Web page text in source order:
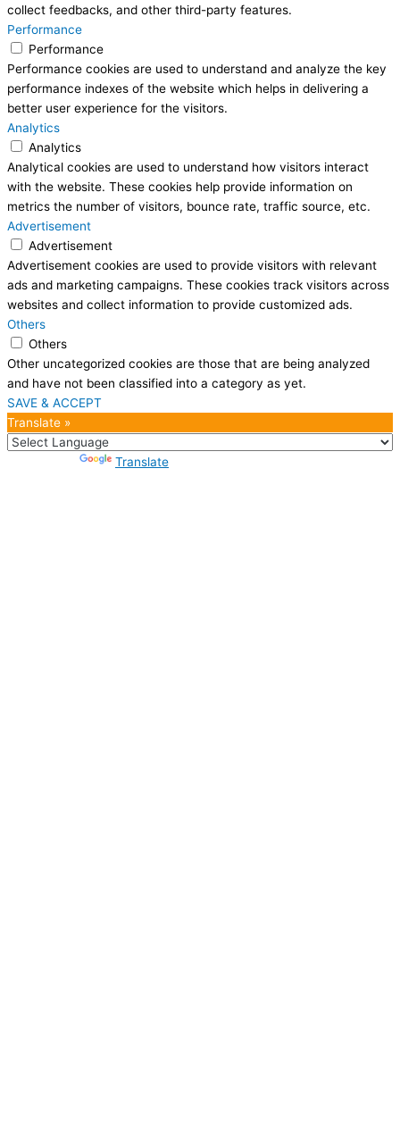
collect feedbacks, and other third-party features.
Performance
Performance
Performance cookies are used to understand and analyze the key
performance indexes of the website which helps in delivering a
better user experience for the visitors.
Analytics
Analytics
Analytical cookies are used to understand how visitors interact
with the website. These cookies help provide information on
metrics the number of visitors, bounce rate, traffic source, etc.
Advertisement
Advertisement
Advertisement cookies are used to provide visitors with relevant
ads and marketing campaigns. These cookies track visitors across
websites and collect information to provide customized ads.
Others
Others
Other uncategorized cookies are those that are being analyzed
and have not been classified into a category as yet.
SAVE & ACCEPT
Translate »
Translate